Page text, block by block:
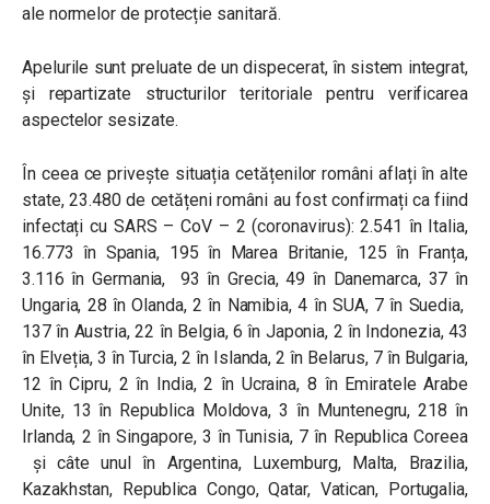
ale normelor de protecție sanitară.
Apelurile sunt preluate de un dispecerat, în sistem integrat,
și repartizate structurilor teritoriale pentru verificarea
aspectelor sesizate.
În ceea ce privește situația cetățenilor români aflați în alte
state, 23.480 de cetățeni români au fost confirmați ca fiind
infectați cu SARS – CoV – 2 (coronavirus): 2.541 în Italia,
16.773 în Spania, 195 în Marea Britanie, 125 în Franța,
3.116 în Germania, 93 în Grecia, 49 în Danemarca, 37 în
Ungaria, 28 în Olanda, 2 în Namibia, 4 în SUA, 7 în Suedia,
137 în Austria, 22 în Belgia, 6 în Japonia, 2 în Indonezia, 43
în Elveția, 3 în Turcia, 2 în Islanda, 2 în Belarus, 7 în Bulgaria,
12 în Cipru, 2 în India, 2 în Ucraina, 8 în Emiratele Arabe
Unite, 13 în Republica Moldova, 3 în Muntenegru, 218 în
Irlanda, 2 în Singapore, 3 în Tunisia, 7 în Republica Coreea
și câte unul în Argentina, Luxemburg, Malta, Brazilia,
Kazakhstan, Republica Congo, Qatar, Vatican, Portugalia,